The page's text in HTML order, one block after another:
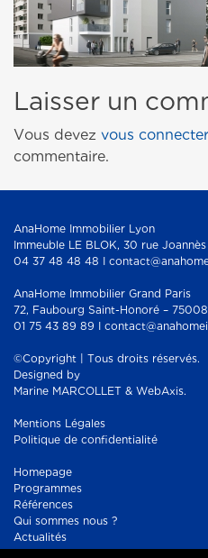
Laisser un
Vous devez vous connecter
commentaire.
AnaHome Immobilier Lyon
Immeuble LE BLOK, 30 rue
04 37 48 48 48 I
AnaHome Immobilier Grand Paris
72, Faubourg Saint-Honoré –
01 75 43 89 89 I
©Copyright | Tous droits réservés.
Designed by
Marine MARCOLLET & WebAxis.
Mentions Légales
Politique de confidentialité
Homepage
Programmes
Références
Qui sommes nous ?
Actualités